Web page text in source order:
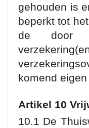
gehouden is
beperkt tot
de door
komend
Artikel 10
10.1 De